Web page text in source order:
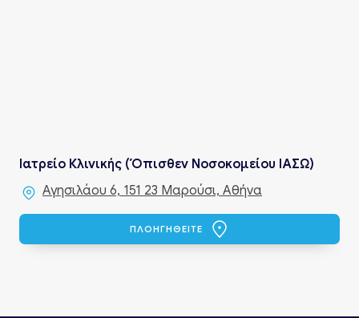
Ιατρείο Κλινικής (Όπισθεν Νοσοκομείου ΙΑΣΩ)
Αγησιλάου 6, 151 23 Μαρούσι, Αθήνα
ΠΛΟΗΓΗΘΕΙΤΕ